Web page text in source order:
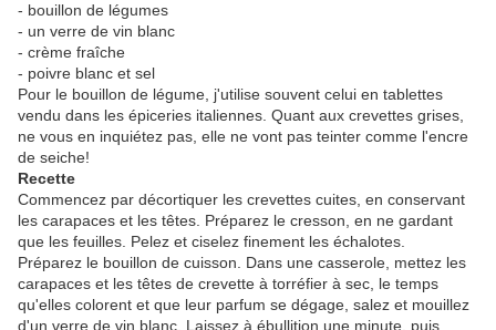
- bouillon de légumes
- un verre de vin blanc
- crème fraîche
- poivre blanc et sel
Pour le bouillon de légume, j'utilise souvent celui en tablettes
vendu dans les épiceries italiennes. Quant aux crevettes grises,
ne vous en inquiétez pas, elle ne vont pas teinter comme l'encre
de seiche!
Recette
Commencez par décortiquer les crevettes cuites, en conservant
les carapaces et les têtes. Préparez le cresson, en ne gardant
que les feuilles. Pelez et ciselez finement les échalotes.
Préparez le bouillon de cuisson. Dans une casserole, mettez les
carapaces et les têtes de crevette à torréfier à sec, le temps
qu'elles colorent et que leur parfum se dégage, salez et mouillez
d'un verre de vin blanc. Laissez à ébullition une minute, puis